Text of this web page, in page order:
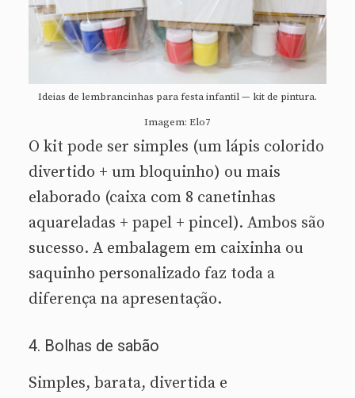
Ideias de lembrancinhas para festa infantil — kit de pintura.
Imagem: Elo7
O kit pode ser simples (um lápis colorido
divertido + um bloquinho) ou mais
elaborado (caixa com 8 canetinhas
aquareladas + papel + pincel). Ambos são
sucesso. A embalagem em caixinha ou
saquinho personalizado faz toda a
diferença na apresentação.
4. Bolhas de sabão
Simples, barata, divertida e